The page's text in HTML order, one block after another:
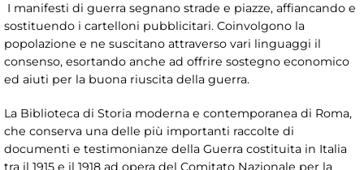
I manifesti di guerra segnano strade e piazze, affiancando e
sostituendo i cartelloni pubblicitari. Coinvolgono la
popolazione e ne suscitano attraverso vari linguaggi il
consenso, esortando anche ad offrire sostegno economico
ed aiuti per la buona riuscita della guerra.
La Biblioteca di Storia moderna e contemporanea di Roma,
che conserva una delle più importanti raccolte di
documenti e testimonianze della Guerra costituita in Italia
tra il 1915 e il 1918 ad opera del Comitato Nazionale per la